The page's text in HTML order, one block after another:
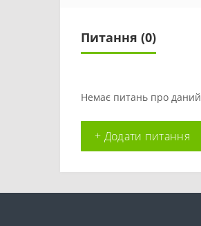
Питання (0)
Немає питань про
+ Додати питання